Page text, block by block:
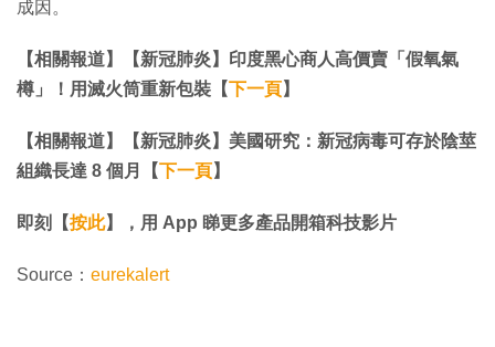
成因。
【相關報道】【新冠肺炎】印度黑心商人高價賣「假氧氣
樽」！用滅火筒重新包裝【下一頁】
【相關報道】【新冠肺炎】美國研究：新冠病毒可存於陰莖
組織長達 8 個月【下一頁】​​​​​​​
即刻【按此】，用 App 睇更多產品開箱科技影片
Source： eurekalert